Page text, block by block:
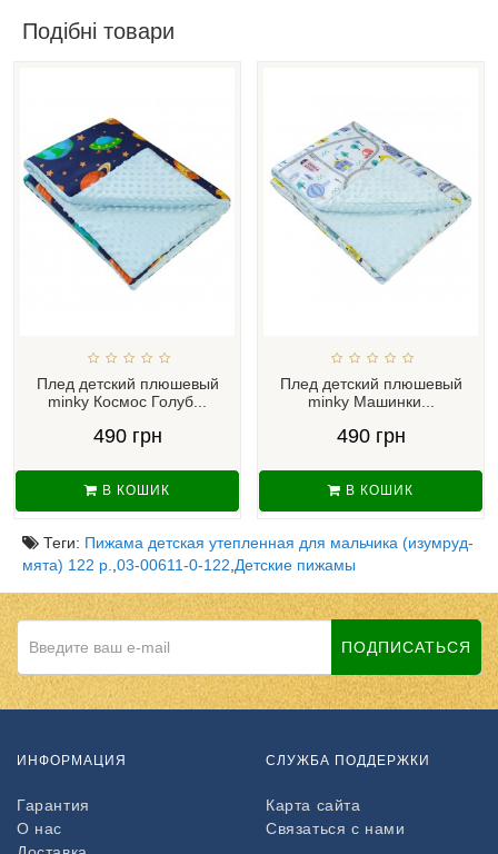
Подібні товари
Плед детский плюшевый
minky Космос Голуб...
490 грн
В КОШИК
Плед детский плюшевый
minky Машинки...
490 грн
В КОШИК
Теги: Пижама детская утепленная для мальчика (изумруд-
мята) 122 р. 03-00611-0-122 Детские пижамы
ПОДПИСАТЬСЯ
ИНФОРМАЦИЯ
Гарантия
О нас
СЛУЖБА ПОДДЕРЖКИ
Карта сайта
Связаться с нами